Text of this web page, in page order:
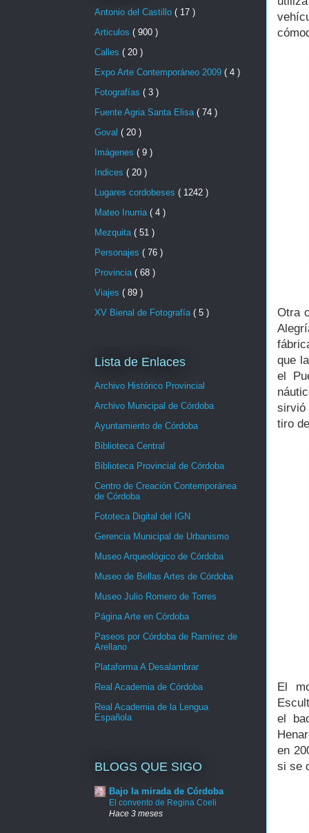
Otra
que
el
sirvió
tiro
El
el
en
si se
Antonio del Castillo ( 17 )
Articulos ( 900 )
Calles ( 20 )
Expo Arte Contemporáneo 2009 ( 4 )
Fotografías ( 3 )
Fuente Agria Santa Elisa ( 74 )
Goval ( 20 )
Imágenes ( 9 )
Indices ( 20 )
Lugares cordobeses ( 1242 )
Mateo Inurria ( 4 )
Mezquita ( 51 )
Personajes ( 76 )
Provincia ( 68 )
Viajes ( 89 )
XV Bienal de Fotografía ( 5 )
Lista de Enlaces
Archivo Histórico Provincial
Archivo Municipal de Córdoba
Ayuntamiento de Córdoba
Biblioteca Central
Biblioteca Provincial de Córdoba
Centro de Creación Contemporánea
de Córdoba
Fototeca Digital del IGN
Gerencia Municipal de Urbanismo
Museo Arqueológico de Córdoba
Museo de Bellas Artes de Córdoba
Museo Julio Romero de Torres
Página Arte en Córdoba
Paseos por Córdoba de Ramírez de
Arellano
Plataforma A Desalambrar
Real Academia de Córdoba
Real Academia de la Lengua
Española
BLOGS QUE SIGO
Bajo la mirada de Córdoba
El convento de Regina Coeli
Hace 3 meses